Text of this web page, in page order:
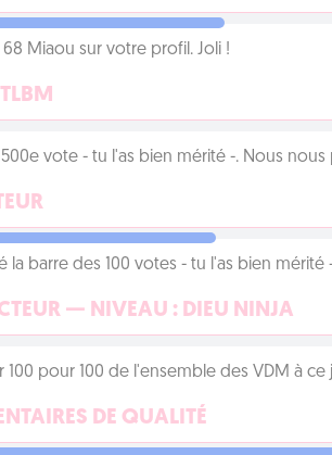
Miaou sur votre profil. Joli !
vote - tu l'as bien mérité -. Nous nous
la barre des 100 votes - tu l'as bien mérité
— NIVEAU : DIEU NINJA
100 pour 100 de l'ensemble des VDM à ce
DE QUALITÉ